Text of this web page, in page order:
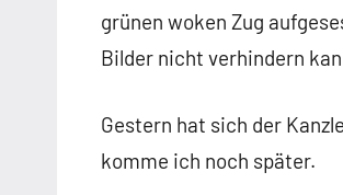
grünen woken Zug
Bilder nicht verhindern
Gestern hat sich der
komme ich noch später.